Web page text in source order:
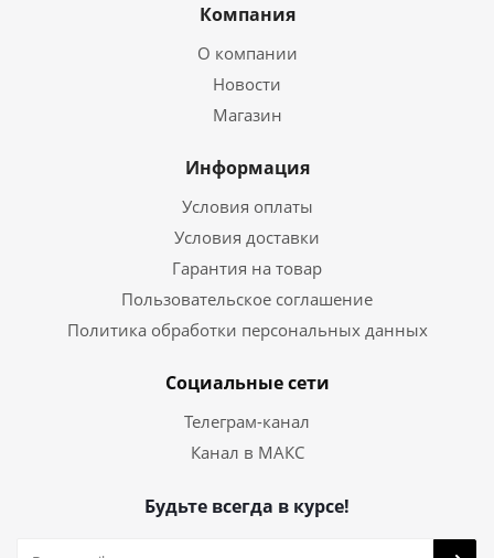
Компания
О компании
Новости
Магазин
Информация
Условия оплаты
Условия доставки
Гарантия на товар
Пользовательское соглашение
Политика обработки персональных данных
Социальные сети
Телеграм-канал
Канал в МАКС
Будьте всегда в курсе!